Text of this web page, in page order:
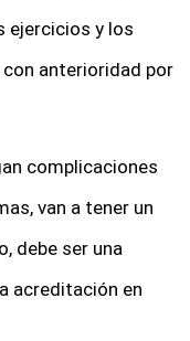
ejercicios y los
anterioridad por
complicaciones
van a tener un
debe ser una
acreditación en